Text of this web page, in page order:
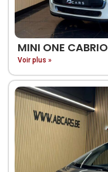
MINI ONE CABRIO
Voir plus »